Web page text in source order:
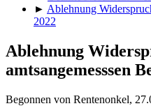
► Ablehnung
2022
Ablehnung
amtsangemesssen
Begonnen von Rentenonkel,